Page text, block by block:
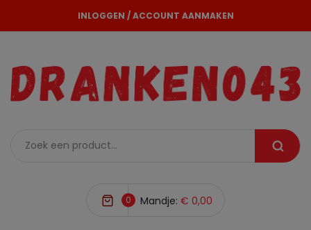
INLOGGEN / ACCOUNT AANMAKEN
0 Mandje: € 0,00